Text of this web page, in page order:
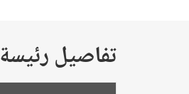
تفاصيل رئيسة